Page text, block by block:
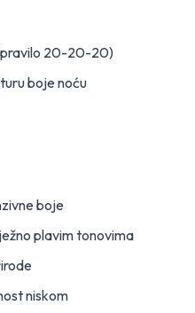
20-20-20)
boje noću
boje
plavim tonovima
niskom